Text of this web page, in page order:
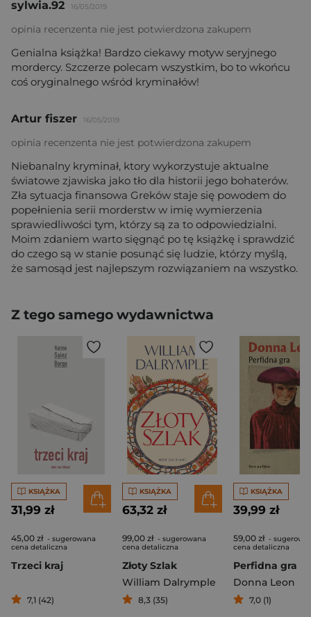
sylwia.92 16/05/2019
opinia recenzenta nie jest potwierdzona zakupem
Genialna książka! Bardzo ciekawy motyw seryjnego
mordercy. Szczerze polecam wszystkim, bo to wkońcu
coś oryginalnego wśród kryminałów!
Artur fiszer 16/05/2019
opinia recenzenta nie jest potwierdzona zakupem
Niebanalny kryminał, ktory wykorzystuje aktualne
światowe zjawiska jako tło dla historii jego bohaterów.
Zła sytuacja finansowa Greków staje się powodem do
popełnienia serii morderstw w imię wymierzenia
sprawiedliwości tym, którzy są za to odpowiedzialni.
Moim zdaniem warto sięgnąć po tę książkę i sprawdzić
do czego są w stanie posunąć się ludzie, którzy myślą,
że samosąd jest najlepszym rozwiązaniem na wszystko.
Z tego samego wydawnictwa
KSIĄŻKA
31,99 zł
45,00 zł - sugerowana
cena detaliczna
Trzeci kraj
7,1 (42)
KSIĄŻKA
63,32 zł
99,00 zł - sugerowana
cena detaliczna
Złoty Szlak
William Dalrymple
8,3 (35)
KSIĄŻKA
39,99 zł
59,00 zł -
cena detaliczna
Donna Leon
7,0 (1)